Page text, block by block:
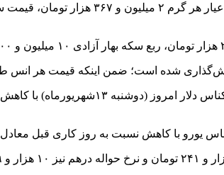
۴۴ هزار و ۴۸۸ تومان و نرخ حواله یورو ۴۰ هزار و ۴۴۳ تومان اعلام شده است.